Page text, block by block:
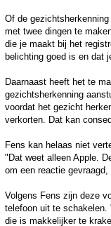
Of de
met twee dingen te
die je maakt bij het
belichting goed is en dat
Daarnaast heeft het te
gezichtsherkenning
voordat het gezicht
verkorten. Dat kan
Fens kan helaas niet
"Dat weet alleen Apple.
om een reactie
Volgens Fens zijn deze
telefoon uit te schakelen.
die is makkelijker te